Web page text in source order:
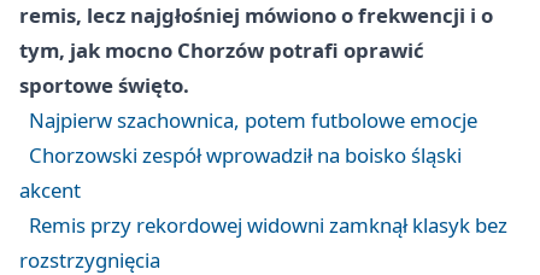
remis, lecz najgłośniej mówiono o frekwencji i o
tym, jak mocno Chorzów potrafi oprawić
sportowe święto.
Najpierw szachownica, potem futbolowe emocje
Chorzowski zespół wprowadził na boisko śląski
akcent
Remis przy rekordowej widowni zamknął klasyk bez
rozstrzygnięcia